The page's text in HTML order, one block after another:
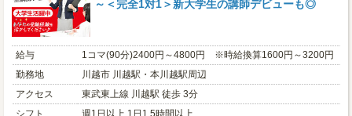
～＜完全1対1＞新大学生の講師デビューも◎
給与
1コマ(90分)2400円～4800円 ※時給換算1600円～3200円
勤務地
川越市 川越駅・本川越駅周辺
アクセス
東武東上線 川越駅 徒歩 3分
シフト
週1日以上 1日1.5時間以上